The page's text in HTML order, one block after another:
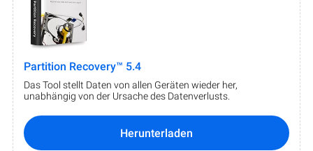
Partition Recovery™ 5.4
Das Tool stellt Daten von allen Geräten wieder her,
unabhängig von der Ursache des Datenverlusts.
Herunterladen